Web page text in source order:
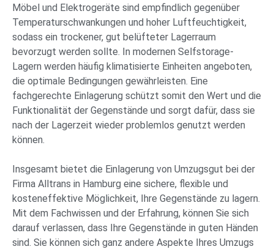
Möbel und Elektrogeräte sind empfindlich gegenüber
Temperaturschwankungen und hoher Luftfeuchtigkeit,
sodass ein trockener, gut belüfteter Lagerraum
bevorzugt werden sollte. In modernen Selfstorage-
Lagern werden häufig klimatisierte Einheiten angeboten,
die optimale Bedingungen gewährleisten. Eine
fachgerechte Einlagerung schützt somit den Wert und die
Funktionalität der Gegenstände und sorgt dafür, dass sie
nach der Lagerzeit wieder problemlos genutzt werden
können.
Insgesamt bietet die Einlagerung von Umzugsgut bei der
Firma Alltrans in Hamburg eine sichere, flexible und
kosteneffektive Möglichkeit, Ihre Gegenstände zu lagern.
Mit dem Fachwissen und der Erfahrung, können Sie sich
darauf verlassen, dass Ihre Gegenstände in guten Händen
sind. Sie können sich ganz andere Aspekte Ihres Umzugs